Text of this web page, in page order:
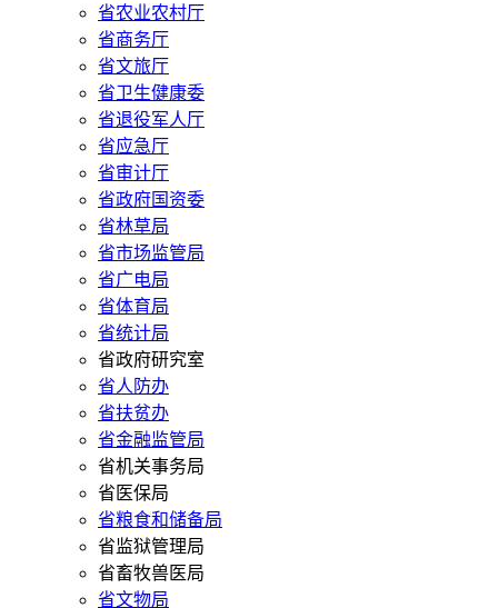
省农业农村厅
省商务厅
省文旅厅
省卫生健康委
省退役军人厅
省应急厅
省审计厅
省政府国资委
省林草局
省市场监管局
省广电局
省体育局
省统计局
省政府研究室
省人防办
省扶贫办
省金融监管局
省机关事务局
省医保局
省粮食和储备局
省监狱管理局
省畜牧兽医局
省文物局